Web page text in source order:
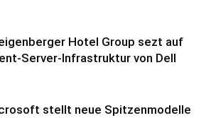
Hotel Group sezt auf
Server-Infrastruktur von Dell
stellt neue Spitzenmodelle